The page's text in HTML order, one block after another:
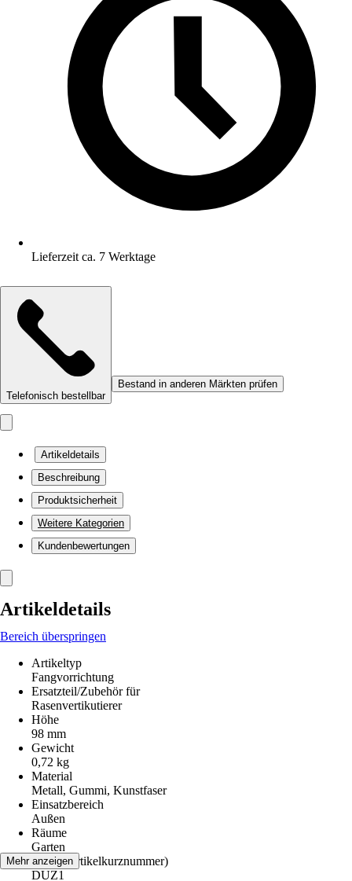
Lieferzeit ca. 7 Werktage
Telefonisch bestellbar
Bestand in anderen Märkten prüfen
Artikeldetails
Beschreibung
Produktsicherheit
Weitere Kategorien
Kundenbewertungen
Artikeldetails
Bereich überspringen
Artikeltyp
Fangvorrichtung
Ersatzteil/Zubehör für
Rasenvertikutierer
Höhe
98 mm
Gewicht
0,72 kg
Material
Metall, Gummi, Kunstfaser
Einsatzbereich
Außen
Räume
Garten
AKN (Artikelkurznummer)
DUZ1
Mehr anzeigen